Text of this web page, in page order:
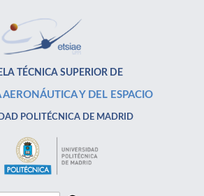
TÉCNICA SUPERIOR DE
AERONÁUTICA Y DEL ESPACIO
POLITÉCNICA DE MADRID